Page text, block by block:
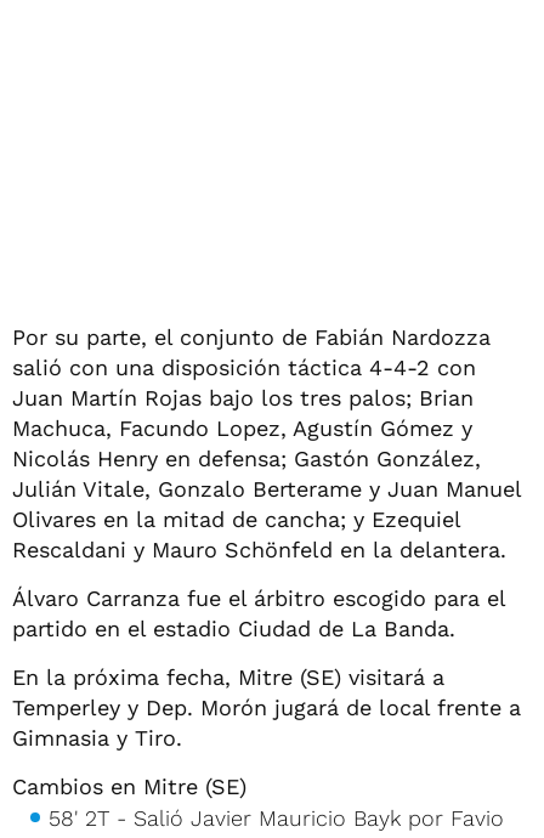
Por su parte, el conjunto de Fabián Nardozza
salió con una disposición táctica 4-4-2 con
Juan Martín Rojas bajo los tres palos; Brian
Machuca, Facundo Lopez, Agustín Gómez y
Nicolás Henry en defensa; Gastón González,
Julián Vitale, Gonzalo Berterame y Juan Manuel
Olivares en la mitad de cancha; y Ezequiel
Rescaldani y Mauro Schönfeld en la delantera.
Álvaro Carranza fue el árbitro escogido para el
partido en el estadio Ciudad de La Banda.
En la próxima fecha, Mitre (SE) visitará a
Temperley y Dep. Morón jugará de local frente a
Gimnasia y Tiro.
Cambios en Mitre (SE)
58' 2T - Salió Javier Mauricio Bayk por Favio